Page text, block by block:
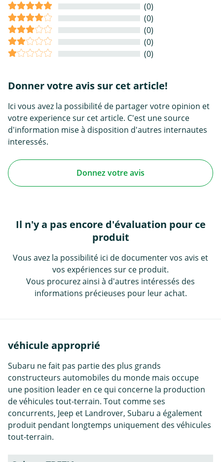
(0)
(0)
(0)
(0)
(0)
Donner votre avis sur cet article!
Ici vous avez la possibilité de partager votre opinion et
votre experience sur cet article. C'est une source
d'information mise à disposition d'autres internautes
interessés.
Donnez votre avis
Il n'y a pas encore d'évaluation pour ce
produit
Vous avez la possibilité ici de documenter vos avis et
vos expériences sur ce produit.
Vous procurez ainsi à d'autres intéressés des
informations précieuses pour leur achat.
véhicule approprié
Subaru ne fait pas partie des plus grands
constructeurs automobiles du monde mais occupe
une position leader en ce qui concerne la production
de véhicules tout-terrain. Tout comme ses
concurrents, Jeep et Landrover, Subaru a également
produit pendant longtemps uniquement des véhicules
tout-terrain.